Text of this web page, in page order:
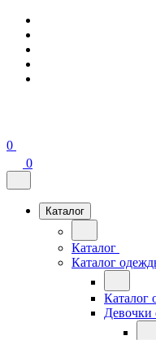
0
0
Каталог
Каталог
Каталог
Каталог
Девочки